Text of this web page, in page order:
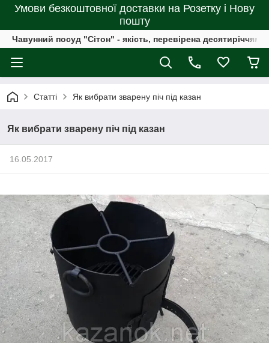
Умови безкоштовної доставки на Розетку і Нову
пошту
Чавунний посуд "Сітон" - якість, перевірена десятиріччями
Статті Як вибрати зварену піч під казан
Як вибрати зварену піч під казан
16.05.2017